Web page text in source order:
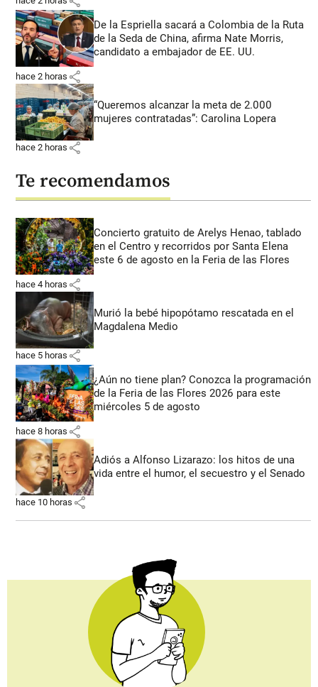
De la Espriella sacará a Colombia de la Ruta
de la Seda de China, afirma Nate Morris,
candidato a embajador de EE. UU.
hace 2 horas share
“Queremos alcanzar la meta de 2.000
mujeres contratadas”: Carolina Lopera
hace 2 horas share
Te recomendamos
Concierto gratuito de Arelys Henao, tablado
en el Centro y recorridos por Santa Elena
este 6 de agosto en la Feria de las Flores
hace 4 horas share
Murió la bebé hipopótamo rescatada en el
Magdalena Medio
hace 5 horas share
¿Aún no tiene plan? Conozca la programación
de la Feria de las Flores 2026 para este
miércoles 5 de agosto
hace 8 horas share
Adiós a Alfonso Lizarazo: los hitos de una
vida entre el humor, el secuestro y el Senado
hace 10 horas share